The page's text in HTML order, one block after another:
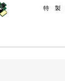
特 製